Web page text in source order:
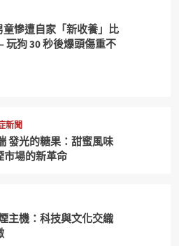
童慘遭自家「新收養」比
玩狗 30 秒後爆頭傷重不
新聞
發光的糖果：甜蜜風味
市場的新革命
主機：科技與文化交織